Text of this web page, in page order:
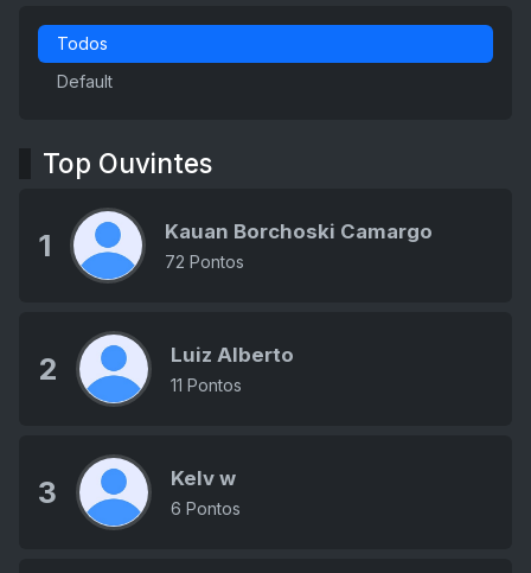
Todos
Default
Top Ouvintes
1 Kauan Borchoski Camargo
72 Pontos
2 Luiz Alberto
11 Pontos
3 Kelv w
6 Pontos